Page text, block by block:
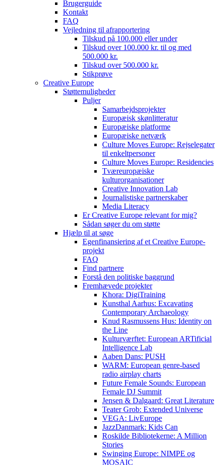
Brugerguide
Kontakt
FAQ
Vejledning til afrapportering
Tilskud på 100.000 eller under
Tilskud over 100.000 kr. til og med
500.000 kr.
Tilskud over 500.000 kr.
Stikprøve
Creative Europe
Støttemuligheder
Puljer
Samarbejdsprojekter
Europæisk skønlitteratur
Europæiske platforme
Europæiske netværk
Culture Moves Europe: Rejselegater
til enkeltpersoner
Culture Moves Europe: Residencies
Tværeuropæiske
kulturorganisationer
Creative Innovation Lab
Journalistiske partnerskaber
Media Literacy
Er Creative Europe relevant for mig?
Sådan søger du om støtte
Hjælp til at søge
Egenfinansiering af et Creative Europe-
projekt
FAQ
Find partnere
Forstå den politiske baggrund
Fremhævede projekter
Khora: DigiTraining
Kunsthal Aarhus: Excavating
Contemporary Archaeology
Knud Rasmussens Hus: Identity on
the Line
Kulturværftet: European ARTificial
Intelligence Lab
Aaben Dans: PUSH
WARM: European genre-based
radio airplay charts
Future Female Sounds: European
Female DJ Summit
Jensen & Dalgaard: Great Literature
Teater Grob: Extended Universe
VEGA: LivEurope
JazzDanmark: Kids Can
Roskilde Bibliotekerne: A Million
Stories
Swinging Europe: NIMPE og
MOSAIC